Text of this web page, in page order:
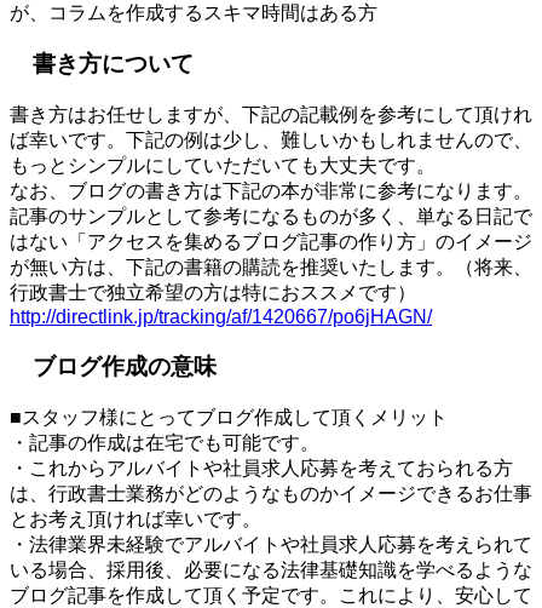
が、コラムを作成するスキマ時間はある方
書き方について
書き方はお任せしますが、下記の記載例を参考にして頂けれ
ば幸いです。下記の例は少し、難しいかもしれませんので、
もっとシンプルにしていただいても大丈夫です。
なお、ブログの書き方は下記の本が非常に参考になります。
記事のサンプルとして参考になるものが多く、単なる日記で
はない「アクセスを集めるブログ記事の作り方」のイメージ
が無い方は、下記の書籍の購読を推奨いたします。（将来、
行政書士で独立希望の方は特におススメです）
http://directlink.jp/tracking/af/1420667/po6jHAGN/
ブログ作成の意味
■スタッフ様にとってブログ作成して頂くメリット
・記事の作成は在宅でも可能です。
・これからアルバイトや社員求人応募を考えておられる方
は、行政書士業務がどのようなものかイメージできるお仕事
とお考え頂ければ幸いです。
・法律業界未経験でアルバイトや社員求人応募を考えられて
いる場合、採用後、必要になる法律基礎知識を学べるような
ブログ記事を作成して頂く予定です。これにより、安心して